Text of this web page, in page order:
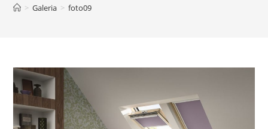
> Galeria > foto09